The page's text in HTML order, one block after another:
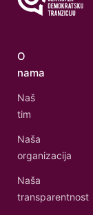
O
nama
Naš
tim
Naša
organizacija
Naša
transparentnost